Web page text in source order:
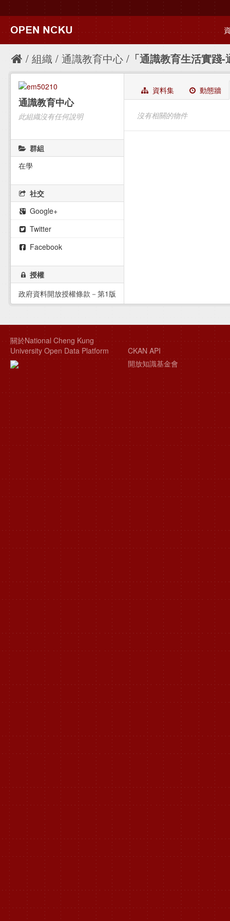
組織 通識教育中心 「通識教育生活實踐
資料集 動態牆
沒有相關的物件
通識教育中心
此組織沒有任何說明
群組
在學
社交
Google+
Twitter
Facebook
授權
政府資料開放授權條款－第1版
關於National Cheng Kung
University Open Data Platform
CKAN API
開放知識基金會